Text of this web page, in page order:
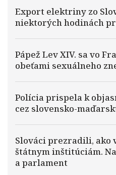
Export elektriny zo
niektorých hodinách
Pápež Lev XIV. sa vo
obeťami sexuálneho
Polícia prispela k
cez slovensko-
Slováci prezradili, ako
štátnym inštitúciám.
a parlament